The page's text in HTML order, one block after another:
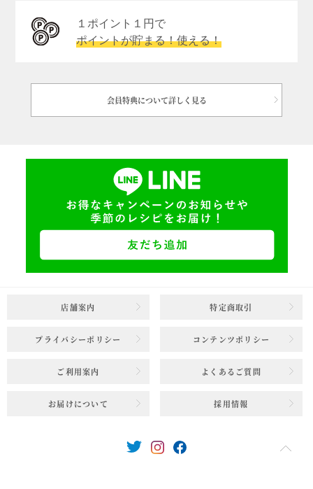
１ポイント１円で
ポイントが貯まる！使える！
会員特典について詳しく見る
店舗案内 特定商取引
プライバシーポリシー コンテンツポリシー
ご利用案内 よくあるご質問
お届けについて 採用情報